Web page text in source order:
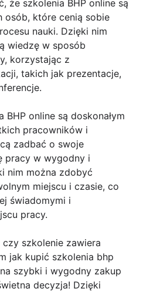
że szkolenia BHP online są
osób, które cenią sobie
nauki. Dzięki nim
wiedzę w sposób
korzystając z
takich jak prezentacje,
BHP online są doskonałym
pracowników i
zadbać o swoje
pracy w wygodny i
nim można zdobyć
miejscu i czasie, co
świadomymi i
pracy.
szkolenie zawiera
jak kupić szkolenia bhp
szybki i wygodny zakup
decyzja! Dzięki